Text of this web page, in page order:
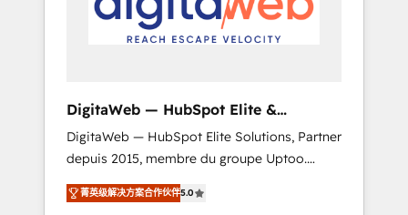
🔹 Migrations: Move from other CRMs to
HubSpot without data loss or downtime. 🔹
stack for better adoption. 🔹 Custom
Solutions: Build tailored apps, workflows, and
configurations. We are SOC 2 Type II and ISO
27001 certified, reinforcing our commitment
to data security and compliance. At
DigitaWeb — HubSpot Elite &
Intégrations ERP
DigitaWeb — HubSpot Elite Solutions, Partner
depuis 2015, membre du groupe Uptoo.
Nous aidons les ETI et PME B2B à unifier
Marketing, Ventes et Service sur HubSpot
菁英级解决方案合作伙伴5.0